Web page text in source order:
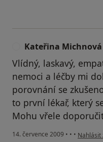
Kateřina Michnová
Vlídný, laskavý,
nemoci a léčby mi
porovnání se
to první lékař, který
Mohu vřele
14. července 2009 • • • podle
Nahlásit